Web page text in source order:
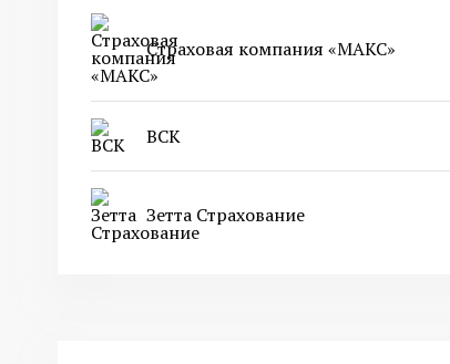
Страховая компания «МАКС»
ВСК
Зетта Страхование